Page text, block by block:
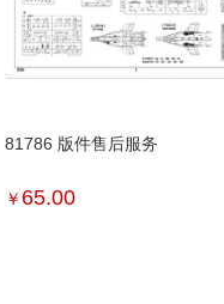
81786 版件售后服务
￥ 65.00